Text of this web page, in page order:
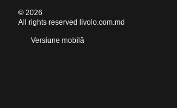
© 2026
All rights reserved livolo.com.md
Versiune mobilă